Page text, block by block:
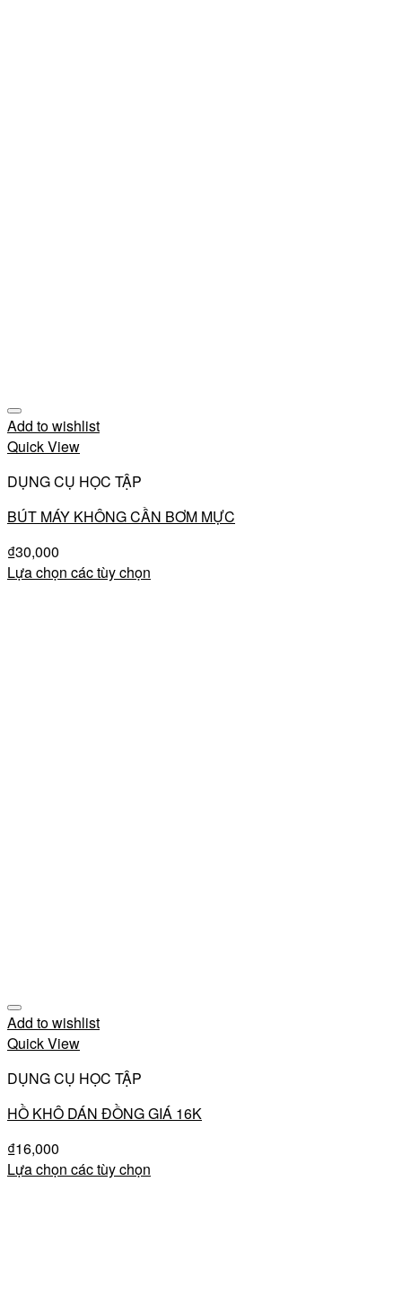
Add to wishlist
Quick View
DỤNG CỤ HỌC TẬP
BÚT MÁY KHÔNG CẦN BƠM MỰC
₫30,000
Lựa chọn các tùy chọn
Add to wishlist
Quick View
DỤNG CỤ HỌC TẬP
HỒ KHÔ DÁN ĐỒNG GIÁ 16K
₫16,000
Lựa chọn các tùy chọn